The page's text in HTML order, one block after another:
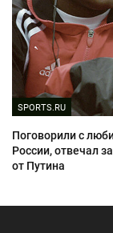
SPORTS.RU
Поговорили с
России, отвечал
от Путина